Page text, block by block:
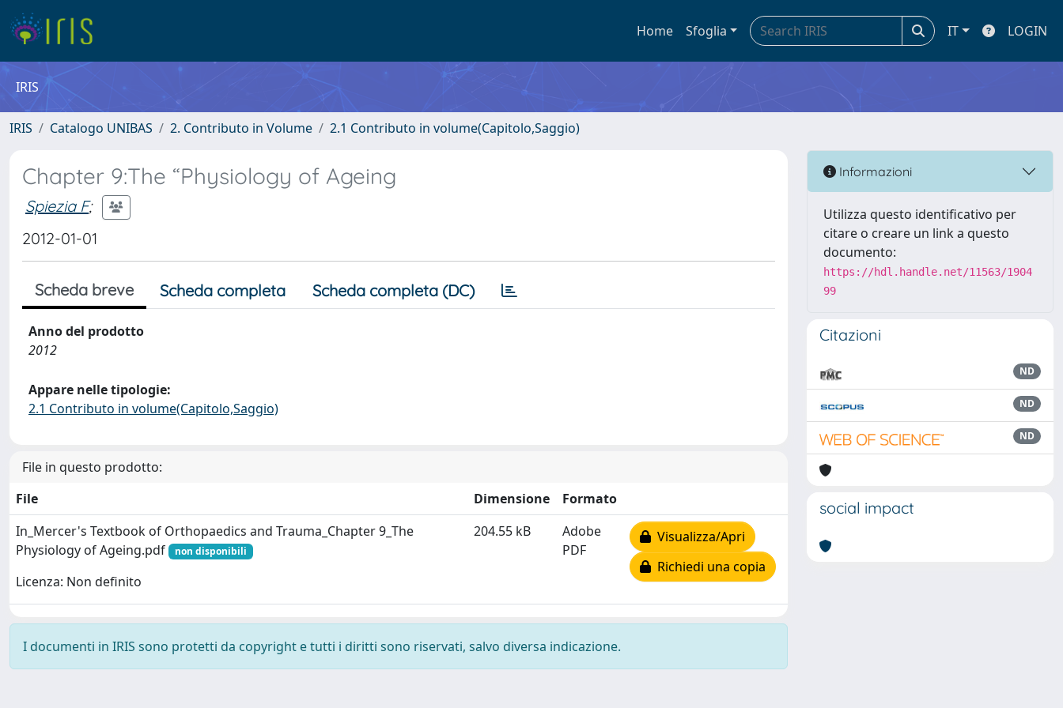
Home Sfoglia IT LOGIN
IRIS
IRIS Catalogo UNIBAS 2. Contributo in Volume 2.1 Contributo in volume(Capitolo,Saggio)
Chapter 9:The “Physiology of Ageing
Spiezia F;
2012-01-01
Scheda breve Scheda completa Scheda completa (DC)
Anno del prodotto
2012
Appare nelle tipologie:
2.1 Contributo in volume(Capitolo,Saggio)
File in questo prodotto:
File
Dimensione
Formato
In_Mercer's Textbook of Orthopaedics and Trauma_Chapter 9_The
Physiology of Ageing.pdf
non disponibili
Licenza: Non definito
204.55 kB
Adobe
PDF
Visualizza/Apri
Richiedi una copia
I documenti in IRIS sono protetti da copyright e tutti i diritti sono riservati, salvo diversa indicazione.
Informazioni
Utilizza questo identificativo per
citare o creare un link a questo
documento:
https://hdl.handle.net/11563/1904
99
Citazioni
ND
ND
ND
social impact